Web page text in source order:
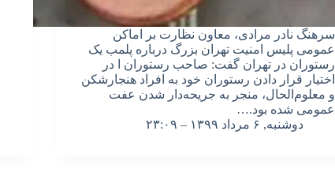
سرهنگ نادر مرادی، معاون نظارت بر اماکن
عمومی پلیس امنیت تهران بزرگ درباره پلمب یک
رستوران در تهران گفت: صاحب رستوران ا در
اختیار قرار دادن رستوران خود به افراد هنجارشکن
و معلوم‌الحال، منجر به جریحه‌دار شدن عفت
عمومی شده بود.…
دوشنبه, ۶ مرداد ۱۳۹۹ – ۲۳:۰۹